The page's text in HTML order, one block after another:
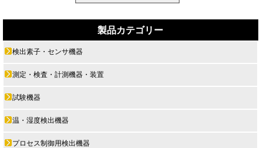
製品カテゴリー
検出素子・センサ機器
測定・検査・計測機器・装置
試験機器
温・湿度検出機器
プロセス制御用検出機器